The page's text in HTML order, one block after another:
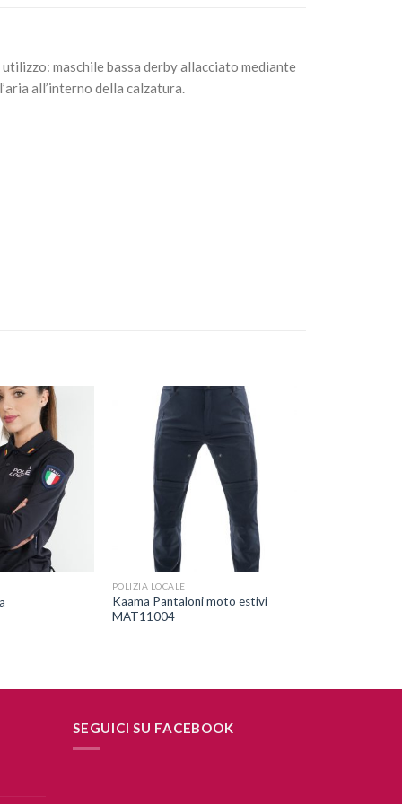
maschile bassa derby allacciato mediante
all’interno della calzatura.
Aggiungi
alla lista
desideri
Aggiungi
alla lista
dei
POLIZIA LOCALE
Kaama Pantaloni moto estivi
MAT11004
SEGUICI SU FACEBOOK